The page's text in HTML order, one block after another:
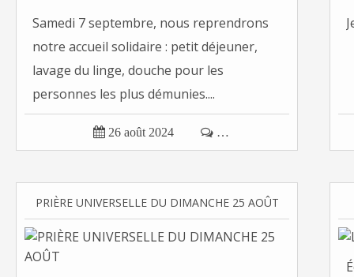
Samedi 7 septembre, nous reprendrons
notre accueil solidaire : petit déjeuner,
lavage du linge, douche pour les
personnes les plus démunies....
 26 août 2024  …
PRIÈRE UNIVERSELLE DU DIMANCHE 25 AOÛT